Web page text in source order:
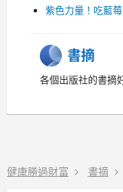
紫色力量！吃藍
書摘
各個出版社的書摘
健康勝過財富 書摘